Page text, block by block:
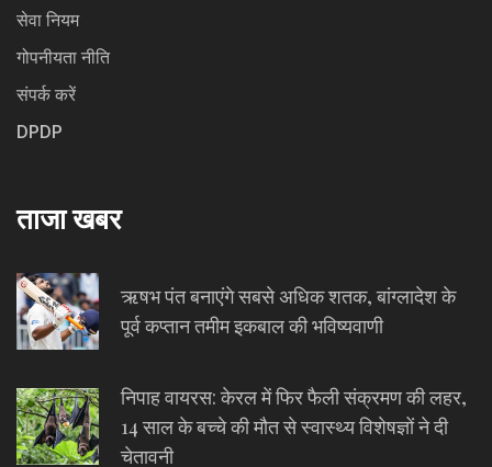
सेवा नियम
गोपनीयता नीति
संपर्क करें
DPDP
ताजा खबर
ऋषभ पंत बनाएंगे सबसे अधिक शतक, बांग्लादेश के
पूर्व कप्तान तमीम इकबाल की भविष्यवाणी
निपाह वायरस: केरल में फिर फैली संक्रमण की लहर,
14 साल के बच्चे की मौत से स्वास्थ्य विशेषज्ञों ने दी
चेतावनी